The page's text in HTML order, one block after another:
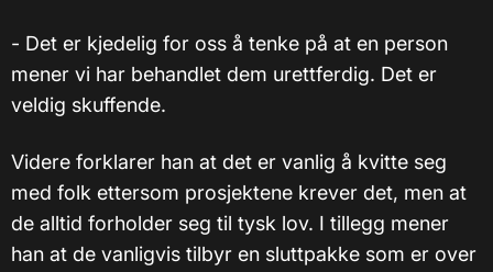
- Det er kjedelig for oss å tenke på at en person
mener vi har behandlet dem urettferdig. Det er
veldig skuffende.
Videre forklarer han at det er vanlig å kvitte seg
med folk ettersom prosjektene krever det, men at
de alltid forholder seg til tysk lov. I tillegg mener
han at de vanligvis tilbyr en sluttpakke som er over